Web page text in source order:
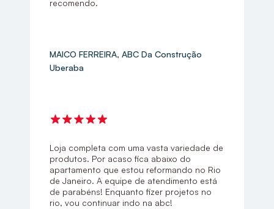
recomendo.
MAICO FERREIRA, ABC Da Construção
Uberaba
Loja completa com uma vasta variedade de
produtos. Por acaso fica abaixo do
apartamento que estou reformando no Rio
de Janeiro. A equipe de atendimento está
de parabéns! Enquanto fizer projetos no
rio, vou continuar indo na abc!